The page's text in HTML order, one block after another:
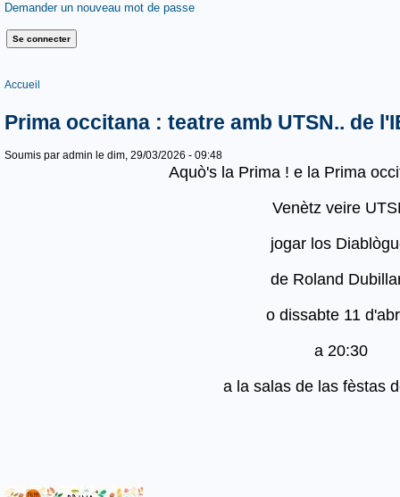
Demander un nouveau mot de passe
Vous êtes ici
Accueil
Prima occitana : teatre amb UTSN.. de
Soumis par admin le dim, 29/03/2026 - 09:48
Aquò's la Prima ! e la Prima
Venètz veire
jogar los
de Roland
o dissabte 11
a 20:30
a la salas de las fèstas